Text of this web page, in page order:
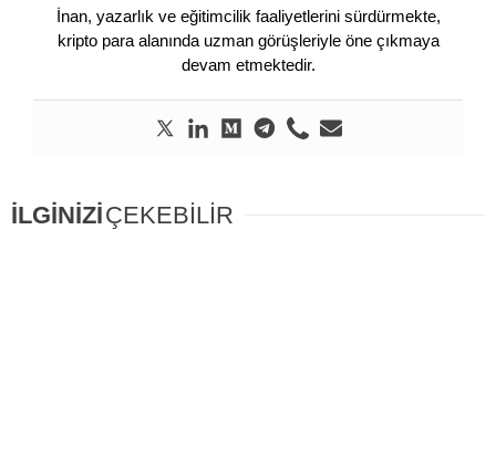
İnan, yazarlık ve eğitimcilik faaliyetlerini sürdürmekte,
kripto para alanında uzman görüşleriyle öne çıkmaya
devam etmektedir.
İLGİNİZİÇEKEBİLİR